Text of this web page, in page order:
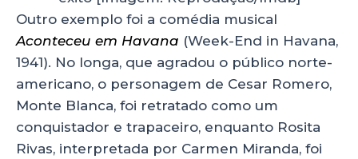
Outro exemplo foi a comédia musical
Aconteceu em Havana (Week-End in Havana,
1941). No longa, que agradou o público norte-
americano, o personagem de Cesar Romero,
Monte Blanca, foi retratado como um
conquistador e trapaceiro, enquanto Rosita
Rivas, interpretada por Carmen Miranda, foi